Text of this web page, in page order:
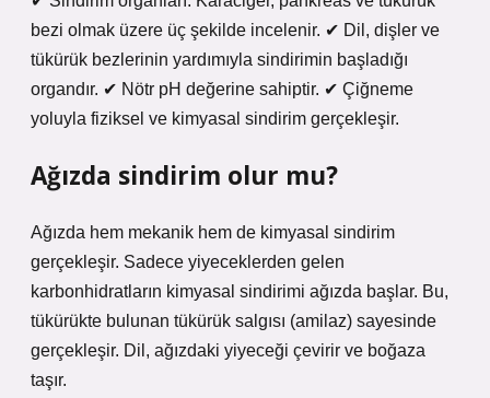
bezi olmak üzere üç şekilde incelenir. ✔ Dil, dişler ve
tükürük bezlerinin yardımıyla sindirimin başladığı
organdır. ✔ Nötr pH değerine sahiptir. ✔ Çiğneme
yoluyla fiziksel ve kimyasal sindirim gerçekleşir.
Ağızda sindirim olur mu?
Ağızda hem mekanik hem de kimyasal sindirim
gerçekleşir. Sadece yiyeceklerden gelen
karbonhidratların kimyasal sindirimi ağızda başlar. Bu,
tükürükte bulunan tükürük salgısı (amilaz) sayesinde
gerçekleşir. Dil, ağızdaki yiyeceği çevirir ve boğaza
taşır.